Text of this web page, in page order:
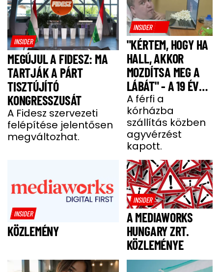
INSIDER
MEGÚJUL A FIDESZ: MA
TARTJÁK A PÁRT
TISZTÚJÍTÓ
KONGRESSZUSÁT
A Fidesz szervezeti
felépítése jelentősen
megváltozhat.
INSIDER
"KÉRTEM, HOGY HA
HALL, AKKOR
MOZDÍTSA MEG A
LÁBÁT" - A 19 ÉVES
BENCE HÓNAPOKIG
KÓMÁBAN FEKÜDT
A BALESETE UTÁN
A férfi a
kórházba
szállítás közben
agyvérzést
kapott.
INSIDER
KÖZLEMÉNY
INSIDER
A MEDIAWORKS
HUNGARY ZRT.
KÖZLEMÉNYE